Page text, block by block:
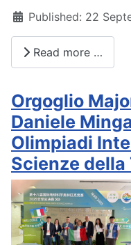
DetailsPublished: 22
Read more …
Orgoglio
Daniele
Olimpiadi
Scienze della